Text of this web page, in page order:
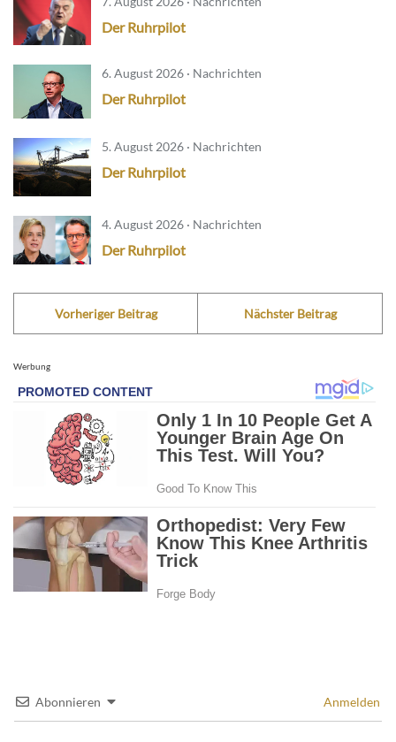
Der Ruhrpilot
6. August 2026 · Nachrichten
Der Ruhrpilot
5. August 2026 · Nachrichten
Der Ruhrpilot
4. August 2026 · Nachrichten
Der Ruhrpilot
Vorheriger Beitrag Nächster Beitrag
Werbung
Abonnieren Anmelden